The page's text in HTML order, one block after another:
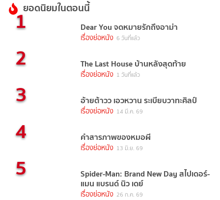
ยอดนิยมในตอนนี้
1 Dear You จดหมายรักถึงอาม่า
เรื่องย่อหนัง 6 วันที่แล้ว
2 The Last House บ้านหลังสุดท้าย
เรื่องย่อหนัง 1 วันที่แล้ว
3 อ้ายต้าวว เอวหวาน ระเบียบวาทะศิลป์
เรื่องย่อหนัง 14 มี.ค. 69
4 คำสารภาพของหมอผี
เรื่องย่อหนัง 13 มิ.ย. 69
5 Spider-Man: Brand New Day สไปเดอร์-
แมน แบรนด์ นิว เดย์
เรื่องย่อหนัง 26 ก.ค. 69